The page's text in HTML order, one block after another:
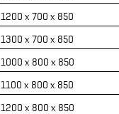
1200 x 700 x 850
1300 x 700 x 850
1000 x 800 x 850
1100 x 800 x 850
1200 x 800 x 850